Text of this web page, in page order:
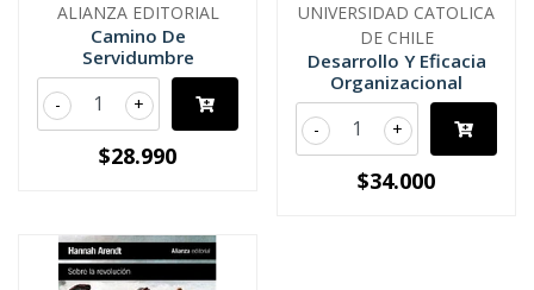
ALIANZA EDITORIAL
Camino De
Servidumbre
+
-
$28.990
UNIVERSIDAD CATOLICA
DE CHILE
Desarrollo Y Eficacia
Organizacional
+
-
$34.000